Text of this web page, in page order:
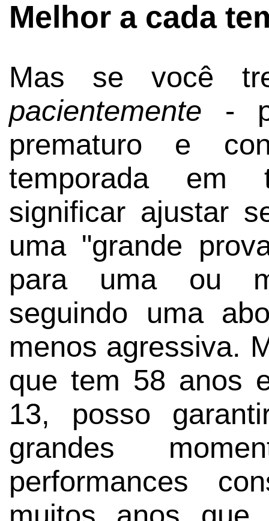
Melhor a cada
Mas se você
pacientemente -
prematuro e
temporada em
significar ajustar
uma "grande
para uma ou
seguindo uma
menos agressiva.
que tem 58 anos
13, posso
grandes
performances